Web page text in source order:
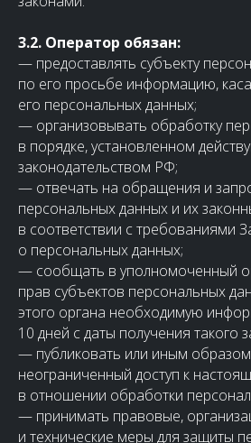
3.2. Оператор обязан:
— предоставлять субъекту
по его просьбе информацию,
его персональных данных;
— организовывать обработку
в порядке, установленном
законодательством РФ;
— отвечать на обращения и
персональных данных и их
в соответствии с требованиями
о персональных данных;
— сообщать в уполномоченный
прав субъектов персональных
этого органа необходимую
10 дней с даты получения такого
— публиковать или иным
неограниченный доступ к
в отношении обработки
— принимать правовые,
и технические меры для защиты